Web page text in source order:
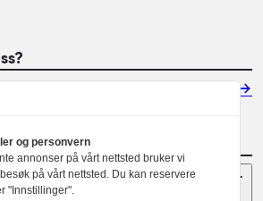
Les mer her.
og personvern
annonser på vårt nettsted bruker vi
på vårt nettsted. Du kan reservere
"Innstillinger".